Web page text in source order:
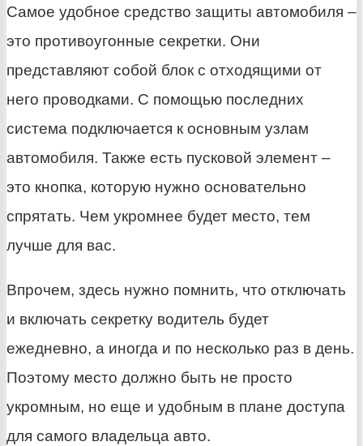
Самое удобное средство защиты автомобиля –
это противоугонные секретки. Они
представляют собой блок с отходящими от
него проводками. С помощью последних
система подключается к основным узлам
автомобиля. Также есть пусковой элемент –
это кнопка, которую нужно основательно
спрятать. Чем укромнее будет место, тем
лучше для вас.
Впрочем, здесь нужно помнить, что отключать
и включать секретку водитель будет
ежедневно, а иногда и по несколько раз в день.
Поэтому место должно быть не просто
укромным, но еще и удобным в плане доступа
для самого владельца авто.